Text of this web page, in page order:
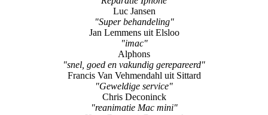
Luuk Maes uit Ell
"uitstekend vakmanschap"
Harriët Paquay uit Reuver
"Reparatie Iphone"
Luc Jansen
"Super behandeling"
Jan Lemmens uit Elsloo
"imac"
Alphons
"snel, goed en vakundig gerepareerd"
Francis Van Vehmendahl uit Sittard